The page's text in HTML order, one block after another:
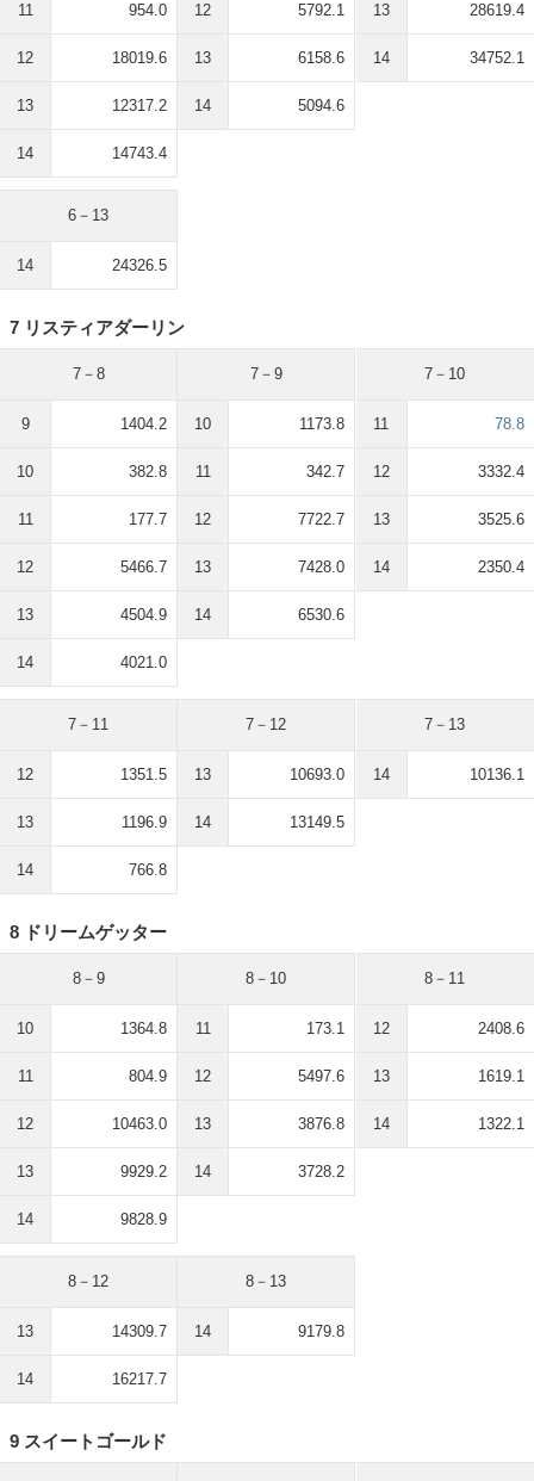
11 954.0
12 18019.6
13 12317.2
14 14743.4
12 5792.1
13 6158.6
14 5094.6
13 28619.4
14 34752.1
6－13
14 24326.5
7 リスティアダーリン
7－8
9 1404.2
10 382.8
11 177.7
12 5466.7
13 4504.9
14 4021.0
7－9
10 1173.8
11 342.7
12 7722.7
13 7428.0
14 6530.6
7－10
11 78.8
12 3332.4
13 3525.6
14 2350.4
7－11
12 1351.5
13 1196.9
14 766.8
7－12
13 10693.0
14 13149.5
7－13
14 10136.1
8 ドリームゲッター
8－9
10 1364.8
11 804.9
12 10463.0
13 9929.2
14 9828.9
8－10
11 173.1
12 5497.6
13 3876.8
14 3728.2
8－11
12 2408.6
13 1619.1
14 1322.1
8－12
13 14309.7
14 16217.7
8－13
14 9179.8
9 スイートゴールド